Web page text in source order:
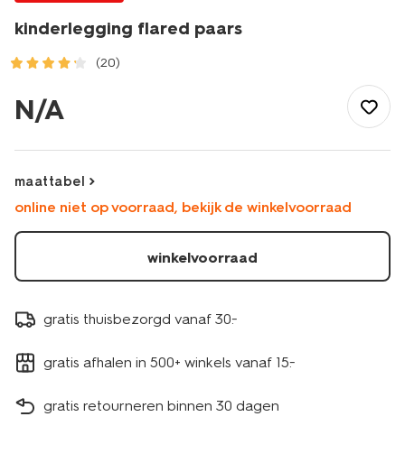
kinderlegging flared paars
(20)
broeken-
jeans/legging/kinderlegging-
paars-
30815004PURPLE.html
N/A
maattabel
online niet op voorraad, bekijk de winkelvoorraad
winkelvoorraad
gratis thuisbezorgd vanaf 30.-
gratis afhalen in 500+ winkels vanaf 15.-
gratis retourneren binnen 30 dagen